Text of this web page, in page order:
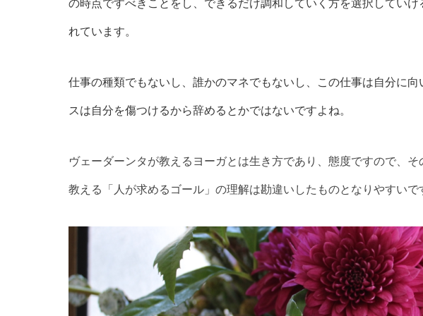
の時点ですべきことをし、できるだけ調和していく方を選択してい
れています。
仕事の種類でもないし、誰かのマネでもないし、 この仕事は自分に
スは自分を傷つけるから辞めるとかではないですよね。
ヴェーダーンタが教えるヨーガとは生き方であり、態度ですので、
教える「人が求めるゴール」の理解は勘違いしたものとなりやすいで